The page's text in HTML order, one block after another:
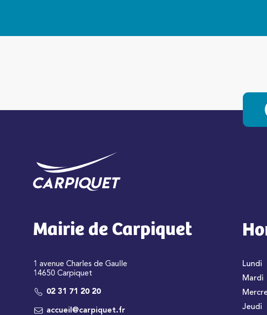
Mairie de Carpiquet
1 avenue Charles de Gaulle
14650 Carpiquet
02 31 71 20 20
accueil@carpiquet.fr
Lundi
Mardi
Jeudi